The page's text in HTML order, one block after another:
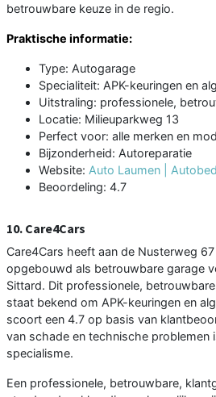
betrouwbare keuze in de regio.
Praktische informatie:
Type: Autogarage
Specialiteit: APK-keuringen en
Uitstraling: professionele,
Locatie: Milieuparkweg 13
Perfect voor: alle merken en
Bijzonderheid: Autoreparatie
Website: Auto Laumen |
Beoordeling: 4.7
10. Care4Cars
Care4Cars heeft aan de Nusterweg
opgebouwd als betrouwbare garage
Sittard. Dit professionele,
staat bekend om APK-keuringen en
scoort een 4.7 op basis van
van schade en technische problemen
specialisme.
Een professionele, betrouwbare,